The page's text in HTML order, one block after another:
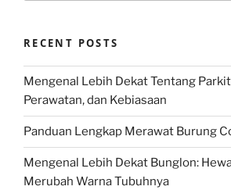
RECENT POSTS
Mengenal Lebih Dekat Tentang
Perawatan, dan Kebiasaan
Panduan Lengkap Merawat Burung
Mengenal Lebih Dekat Bunglon:
Merubah Warna Tubuhnya